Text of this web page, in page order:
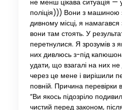
не менш цікава ситуація —
поліція))) Вони з машиною
дивному місці, я намагався
вони там стоять. У
перетнулися. Я зрозумів з
них дивлюсь з-під
удати, що взагалі на них
через це мене і вирішили
повній. Причина
“Ви якось підозріло
чистий перед законом,